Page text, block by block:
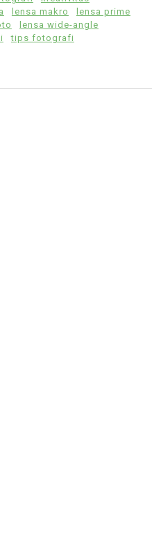
lensa makro
lensa prime
lensa wide-angle
tips fotografi